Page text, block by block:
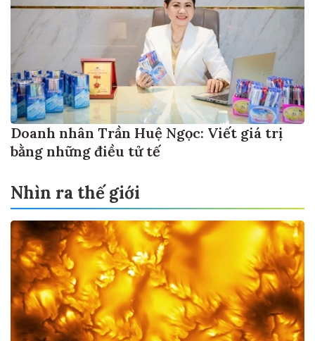
Doanh nhân Trần Huệ Ngọc: Viết giá trị
bằng những điều tử tế
Nhìn ra thế giới